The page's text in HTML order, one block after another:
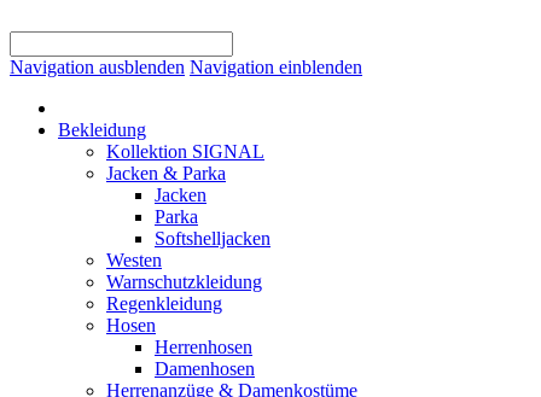
Navigation ausblenden Navigation einblenden
Bekleidung
Kollektion SIGNAL
Jacken & Parka
Jacken
Parka
Softshelljacken
Westen
Warnschutzkleidung
Regenkleidung
Hosen
Herrenhosen
Damenhosen
Herrenanzüge & Damenkostüme